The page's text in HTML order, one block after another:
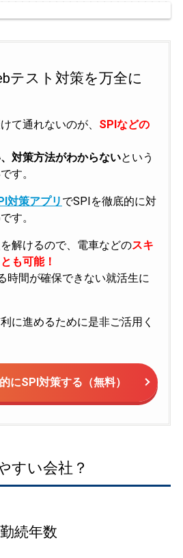
テスト対策を万全に
て通れないのが、 SPIなどの
対策方法がわからないという
す。
対策アプリ でSPIを徹底的に対
す。
解けるので、電車などのスキ
も可能！
時間が確保できない就活生に
に進めるために是非ご活用く
にSPI対策する（無料）
すい会社？
続年数